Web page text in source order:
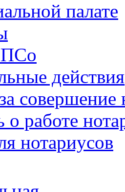
палате
действия
совершение
о работе
нотариусов